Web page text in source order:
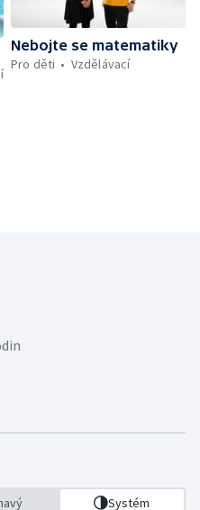
Nebojte se matematiky
Pro děti
Vzdělávací
Systém